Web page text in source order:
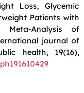
Loss, Glycemic
Patients with
Analysis of
journal of
health, 19(16),